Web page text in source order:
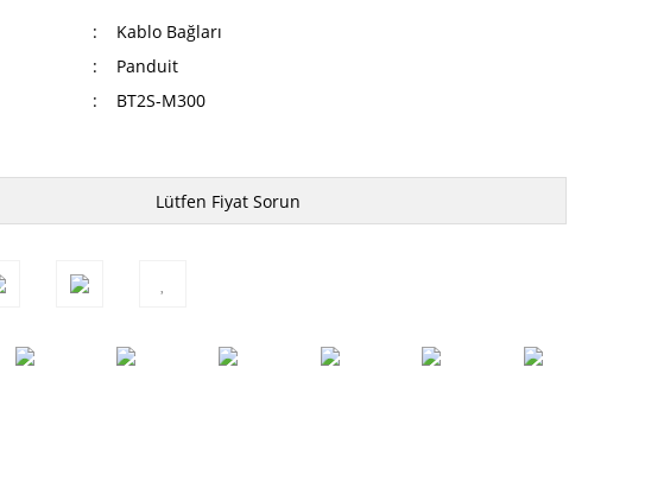
Kablo Bağları
Panduit
BT2S-M300
Lütfen Fiyat Sorun